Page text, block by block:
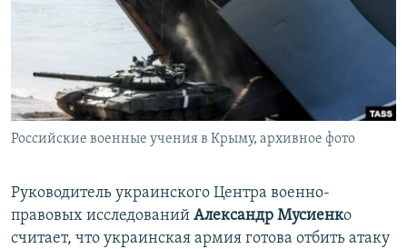
ПОБЕДИТЕЛЕЙ НЕ СУДЯТ?
КРЫМ.НЕПОКОРЕННЫЙ
ELIFBE
УКРАИНСКАЯ ПРОБЛЕМА КРЫМА
ПРИСОЕДИНЯЙТЕСЬ!
Все сайты RFE/RL
Российские военные учения в Крыму, архивное фото
Руководитель украинского Центра военно-
правовых исследований Александр Мусиенко
считает, что украинская армия готова отбить атаку